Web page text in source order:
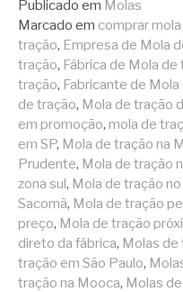
Publicado em Molas
Marcado em comprar
tração, Empresa de Mola
tração, Fábrica de Mola de
tração, Fabricante de
de tração, Mola de tração
em promoção, mola de
em SP, Mola de tração na
Prudente, Mola de tração
zona sul, Mola de tração
Sacomã, Mola de tração
preço, Mola de tração
direto da fábrica, Molas de
tração em São Paulo,
tração na Mooca, Molas